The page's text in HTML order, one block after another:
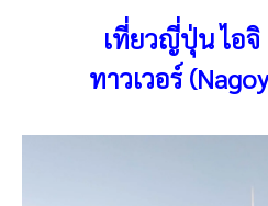
เที่ยวญี่ปุ่น ไอจิ
ทาวเวอร์